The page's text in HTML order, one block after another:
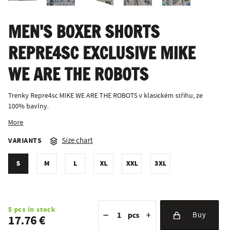
MEN'S BOXER SHORTS
REPRE4SC EXCLUSIVE MIKE
WE ARE THE ROBOTS
Trenky Repre4sc MIKE WE ARE THE ROBOTS v klasickém střihu, ze
100% bavlny.
More
VARIANTS Size chart
S M L XL XXL 3XL
5 pcs in stock
17.76 € − pcs + Buy